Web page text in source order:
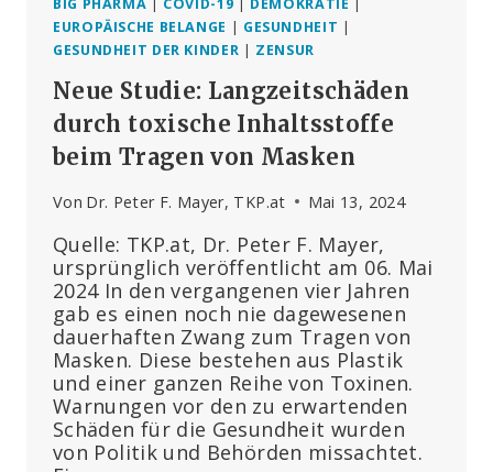
EUROPÄISCHE BELANGE | GESUNDHEIT |
GESUNDHEIT DER KINDER | ZENSUR
Neue Studie: Langzeitschäden
durch toxische Inhaltsstoffe
beim Tragen von Masken
Von Dr. Peter F. Mayer, TKP.at Mai 13, 2024
Quelle: TKP.at, Dr. Peter F. Mayer,
ursprünglich veröffentlicht am 06. Mai
2024 In den vergangenen vier Jahren
gab es einen noch nie dagewesenen
dauerhaften Zwang zum Tragen von
Masken. Diese bestehen aus Plastik
und einer ganzen Reihe von Toxinen.
Warnungen vor den zu erwartenden
Schäden für die Gesundheit wurden
von Politik und Behörden missachtet.